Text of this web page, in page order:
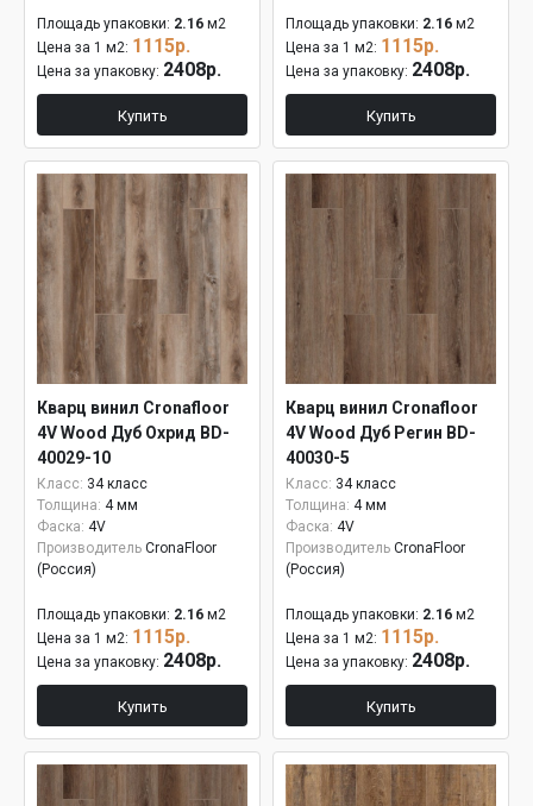
Площадь упаковки: 2.16 м2
Цена за 1 м2: 1115р.
Цена за упаковку: 2408р.
Купить
Площадь упаковки: 2.16 м2
Цена за 1 м2: 1115р.
Цена за упаковку: 2408р.
Купить
Кварц винил Cronafloor
4V Wood Дуб Охрид BD-
40029-10
Класс: 34 класс
Толщина: 4 мм
Фаска: 4V
Производитель CronaFloor
(Россия)
Площадь упаковки: 2.16 м2
Цена за 1 м2: 1115р.
Цена за упаковку: 2408р.
Купить
Кварц винил Cronafloor
4V Wood Дуб Регин BD-
40030-5
Класс: 34 класс
Толщина: 4 мм
Фаска: 4V
Производитель CronaFloor
(Россия)
Площадь упаковки: 2.16 м2
Цена за 1 м2: 1115р.
Цена за упаковку: 2408р.
Купить